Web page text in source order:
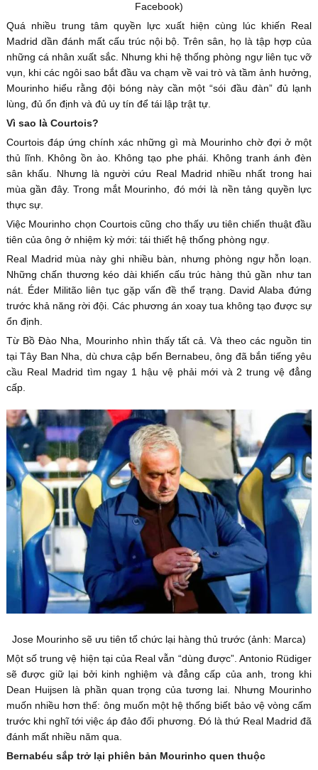
Facebook)
Quá nhiều trung tâm quyền lực xuất hiện cùng lúc khiến Real
Madrid dần đánh mất cấu trúc nội bộ. Trên sân, họ là tập hợp của
những cá nhân xuất sắc. Nhưng khi hệ thống phòng ngự liên tục vỡ
vụn, khi các ngôi sao bắt đầu va chạm về vai trò và tầm ảnh hưởng,
Mourinho hiểu rằng đội bóng này cần một “sói đầu đàn” đủ lạnh
lùng, đủ ổn định và đủ uy tín để tái lập trật tự.
Vì sao là Courtois?
Courtois đáp ứng chính xác những gì mà Mourinho chờ đợi ở một
thủ lĩnh. Không ồn ào. Không tạo phe phái. Không tranh ánh đèn
sân khấu. Nhưng là người cứu Real Madrid nhiều nhất trong hai
mùa gần đây. Trong mắt Mourinho, đó mới là nền tảng quyền lực
thực sự.
Việc Mourinho chọn Courtois cũng cho thấy ưu tiên chiến thuật đầu
tiên của ông ở nhiệm kỳ mới: tái thiết hệ thống phòng ngự.
Real Madrid mùa này ghi nhiều bàn, nhưng phòng ngự hỗn loạn.
Những chấn thương kéo dài khiến cấu trúc hàng thủ gần như tan
nát. Éder Militão liên tục gặp vấn đề thể trạng. David Alaba đứng
trước khả năng rời đội. Các phương án xoay tua không tạo được sự
ổn định.
Từ Bồ Đào Nha, Mourinho nhìn thấy tất cả. Và theo các nguồn tin
tại Tây Ban Nha, dù chưa cập bến Bernabeu, ông đã bắn tiếng yêu
cầu Real Madrid tìm ngay 1 hậu vệ phải mới và 2 trung vệ đẳng
cấp.
Jose Mourinho sẽ ưu tiên tổ chức lại hàng thủ trước (ảnh: Marca)
Một số trung vệ hiện tại của Real vẫn “dùng được”. Antonio Rüdiger
sẽ được giữ lại bởi kinh nghiệm và đẳng cấp của anh, trong khi
Dean Huijsen là phần quan trọng của tương lai. Nhưng Mourinho
muốn nhiều hơn thế: ông muốn một hệ thống biết bảo vệ vòng cấm
trước khi nghĩ tới việc áp đảo đối phương. Đó là thứ Real Madrid đã
đánh mất nhiều năm qua.
Bernabéu sắp trở lại phiên bản Mourinho quen thuộc